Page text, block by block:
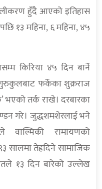
हुँदै आएको इतिहास
१३ महिना, ६ महिना, ४५
किरिया ४५ दिन बार्ने
फर्केका शुक्रराज
भएको तर्क राखे। दरबारका
गरे। जुद्धशमशेरलाई भने
वाल्मिकी रामायणको
सालमा तेह्रदिने सामाजिक
१३ दिन बारेको उल्लेख